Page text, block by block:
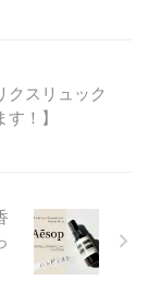
クスリュック
！】